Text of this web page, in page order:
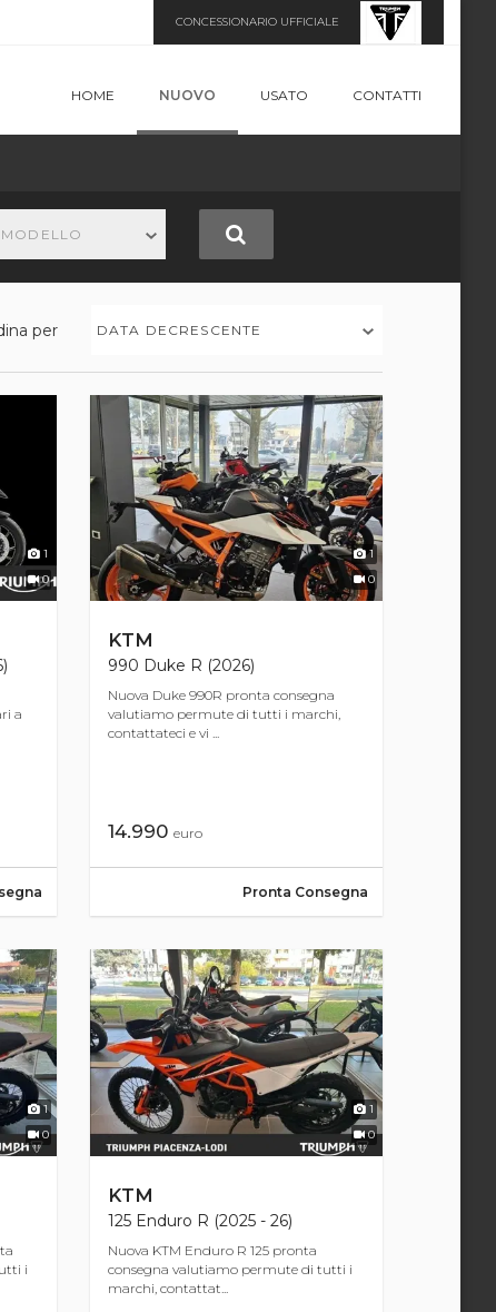
CONCESSIONARIO UFFICIALE
HOME NUOVO USATO CONTATTI
per DATA DECRESCENTE
1
0
a
1
0
KTM
990 Duke R (2026)
Nuova Duke 990R pronta consegna
valutiamo permute di tutti i marchi,
contattateci e vi ...
14.990euro
Pronta Consegna
1
0
i
1
0
KTM
125 Enduro R (2025 - 26)
Nuova KTM Enduro R 125 pronta
consegna valutiamo permute di tutti i
marchi, contattat...